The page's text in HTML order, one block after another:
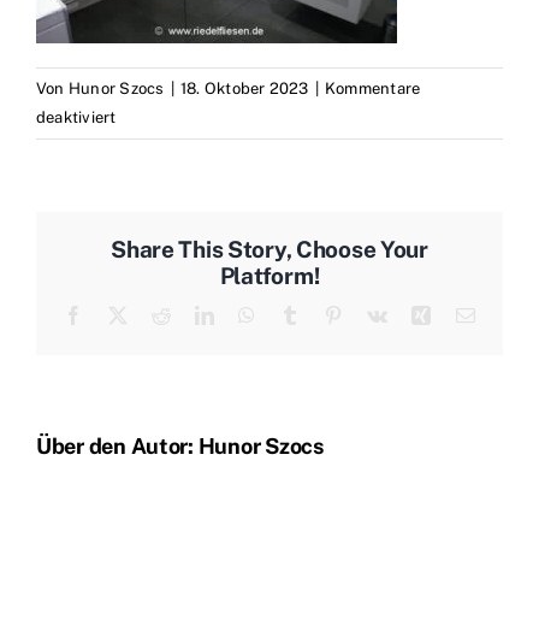
Von Hunor Szocs | 18. Oktober 2023 | Kommentare
deaktiviertfür
IMG_1291
Share This Story, Choose Your
Platform!
Über den Autor: Hunor Szocs